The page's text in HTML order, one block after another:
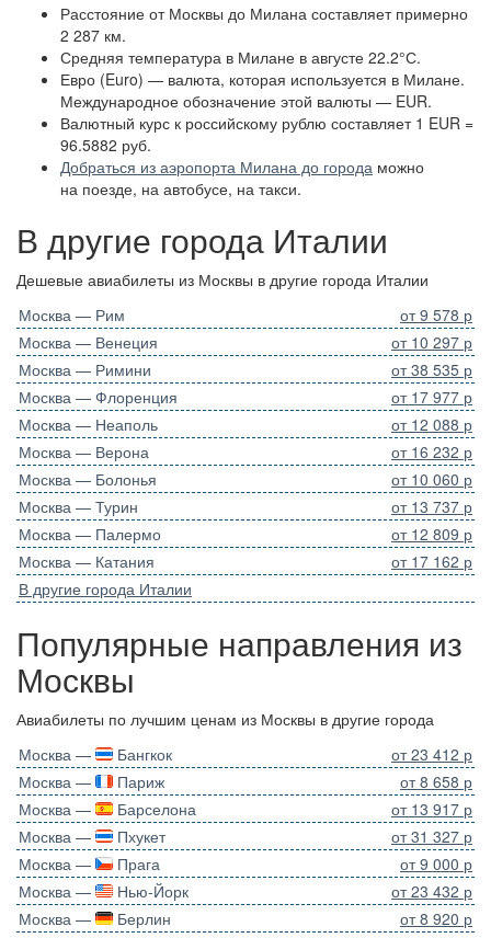
Расстояние от Москвы до Милана составляет примерно
2 287 км.
Средняя температура в Милане в августе 22.2°С.
Евро (Euro) — валюта, которая используется в Милане.
Международное обозначение этой валюты — EUR.
Валютный курс к российскому рублю составляет 1 EUR =
96.5882 руб.
Добраться из аэропорта Милана до города можно
на поезде, на автобусе, на такси.
В другие города Италии
Дешевые авиабилеты из Москвы в другие города Италии
Москва — Рим
от 9 578 р
Москва — Венеция
от 10 297 р
Москва — Римини
от 38 535 р
Москва — Флоренция
от 17 977 р
Москва — Неаполь
от 12 088 р
Москва — Верона
от 16 232 р
Москва — Болонья
от 10 060 р
Москва — Турин
от 13 737 р
Москва — Палермо
от 12 809 р
Москва — Катания
от 17 162 р
В другие города Италии
Популярные направления из
Москвы
Авиабилеты по лучшим ценам из Москвы в другие города
Москва —
Бангкок
от 23 412 р
Москва —
Париж
от 8 658 р
Москва —
Барселона
от 13 917 р
Москва —
Пхукет
от 31 327 р
Москва —
Прага
от 9 000 р
Москва —
Нью-Йорк
от 23 432 р
Москва —
Берлин
от 8 920 р